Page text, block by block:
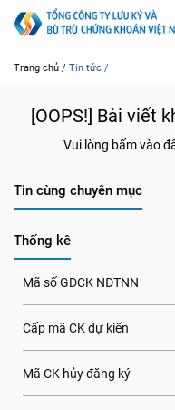
Trang chủ / Tin tức /
[OOPS!] Bài viết
Vui lòng bấm vào
Tin cùng chuyên mục
Thống kê
Mã số GDCK NĐTNN
Cấp mã CK dự kiến
Mã CK hủy đăng ký